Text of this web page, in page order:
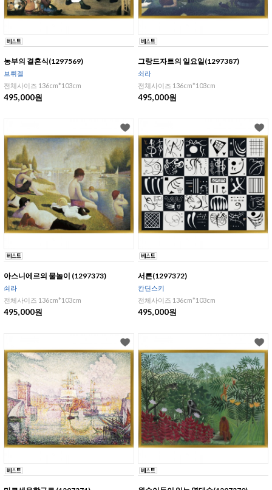
농부의 결혼식(1297569)
브뤼겔
전체사이즈 136cm*103cm
495,000원
그랑드자트의 일요일(1297387)
쇠라
전체사이즈 136cm*103cm
495,000원
아스니에르의 물놀이 (1297373)
쇠라
전체사이즈 136cm*103cm
495,000원
서른(1297372)
칸딘스키
전체사이즈 136cm*103cm
495,000원